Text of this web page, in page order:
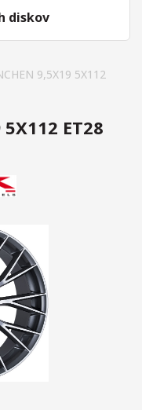
diskov
9,5X19 5X112
ET28